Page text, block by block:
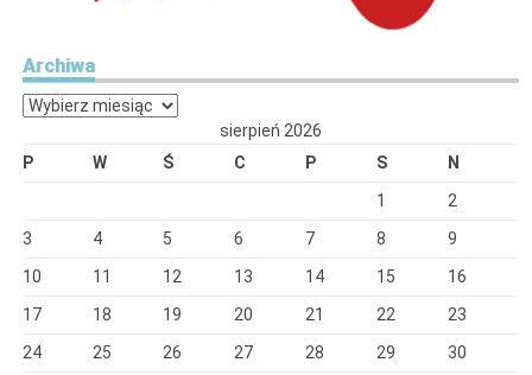
Archiwa
Archiwa
sierpień 2026
P
W Ś C P S
N
1
2
3
4 5 6 7 8
9
10
11 12 13 14 15
16
17
18 19 20 21 22
23
24
25 26 27 28 29 30